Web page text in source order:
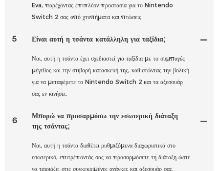
Eva, παρέχοντας επιπλέον προστασία για το Nintendo
Switch 2 σας από χτυπήματα και πτώσεις.
5 Είναι αυτή η τσάντα κατάλληλη για ταξίδια;
Ναι, αυτή η τσάντα έχει σχεδιαστεί για ταξίδια με το συμπαγές
μέγεθος και την στιβαρή κατασκευή της, καθιστώντας την βολική
για να μεταφέρετε το Nintendo Switch 2 και τα αξεσουάρ
σας εν κινήσει.
6
Μπορώ να προσαρμόσω την εσωτερική διάταξη
της τσάντας;
Ναι, αυτή η τσάντα διαθέτει ρυθμιζόμενα διαχωριστικά στο
εσωτερικό, επιτρέποντάς σας να προσαρμόσετε τη διάταξη ώστε
να ταιριάζει στις συγκεκριμένες ανάγκες και αξεσουάρ σας.